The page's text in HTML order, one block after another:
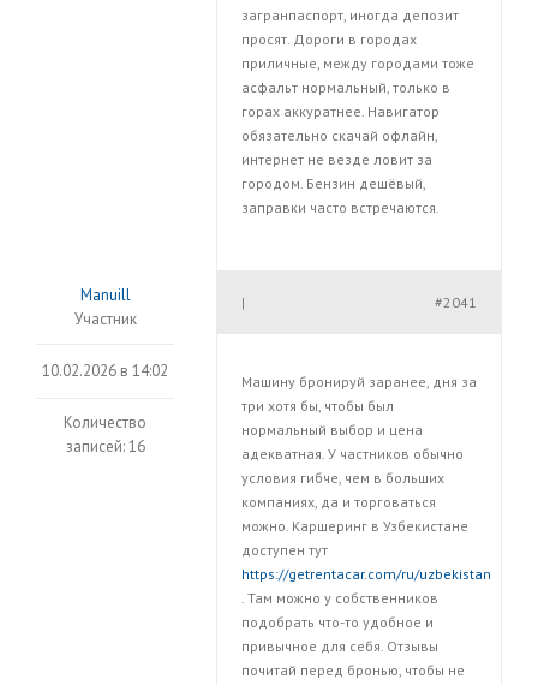
загранпаспорт, иногда депозит
просят. Дороги в городах
приличные, между городами тоже
асфальт нормальный, только в
горах аккуратнее. Навигатор
обязательно скачай офлайн,
интернет не везде ловит за
городом. Бензин дешёвый,
заправки часто встречаются.
Manuill
Участник
10.02.2026 в 14:02
Количество
записей: 16
#2041
|
Машину бронируй заранее, дня за
три хотя бы, чтобы был
нормальный выбор и цена
адекватная. У частников обычно
условия гибче, чем в больших
компаниях, да и торговаться
можно. Каршеринг в Узбекистане
доступен тут
https://getrentacar.com/ru/uzbekistan
. Там можно у собственников
подобрать что-то удобное и
привычное для себя. Отзывы
почитай перед бронью, чтобы не